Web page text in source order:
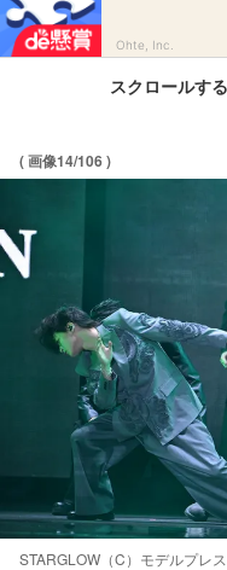
Ohte, Inc.
スクロールす
( 画像14/106 )
STARGLOW（C）モデルプレス